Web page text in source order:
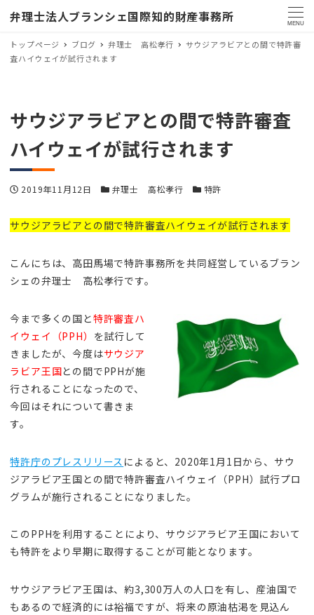
弁理士法人ブランシェ国際知的財産事務所 MENU
トップページ ブログ 弁理士 高松孝行
サウジアラビアとの間で特許審
査ハイウェイが試行されます
サウジアラビアとの間で特許審査
ハイウェイが試行されます
投稿日
2019年11月12日 カテゴリー
弁理士 高松孝行 カテゴリー
特許
サウジアラビアとの間で特許審査ハイウェイが試行されます
こんにちは、高田馬場で特許事務所を共同経営しているブラン
シェの弁理士 高松孝行です。
今まで多くの国と特許審査ハ
イウェイ（PPH） を試行して
きましたが、今度はサウジア
ラビア王国との間でPPHが施
行されることになったので、
今回はそれについて書きま
す。
特許庁のプレスリリース によると、2020年1月1日から、サウ
ジアラビア王国との間で特許審査ハイウェイ（PPH）試行プロ
グラムが施行されることになりました。
このPPHを利用することにより、サウジアラビア王国において
も特許をより早期に取得することが可能となります。
サウジアラビア王国は、約3,300万人の人口を有し、産油国で
もあるので経済的には裕福ですが、将来の原油枯渇を見込ん